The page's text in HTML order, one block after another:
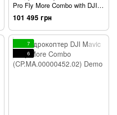
Pro Fly More Combo with DJI
RC (CP.MA.00000660.01)
101 495 грн
7
6